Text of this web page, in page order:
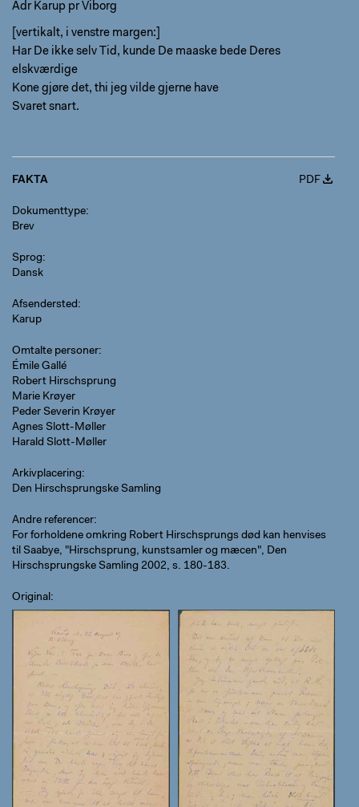
Adr Karup pr Viborg
[vertikalt, i venstre margen:]
Har De ikke selv Tid, kunde De maaske bede Deres
elskværdige
Kone gjøre det, thi jeg vilde gjerne have
Svaret snart.
FAKTA PDF
Dokumenttype
Brev
Sprog
Dansk
Afsendersted
Karup
Omtalte personer
Émile Gallé
Robert Hirschsprung
Marie Krøyer
Peder Severin Krøyer
Agnes Slott-Møller
Harald Slott-Møller
Arkivplacering
Den Hirschsprungske Samling
Andre referencer
For forholdene omkring Robert Hirschsprungs død kan henvises
til Saabye, "Hirschsprung, kunstsamler og mæcen", Den
Hirschsprungske Samling 2002, s. 180-183.
Original